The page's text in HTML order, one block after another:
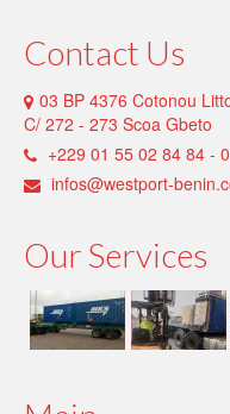
Contact Us
03 BP 4376 Cotonou
C/ 272 - 273 Scoa Gbeto
+229 01 55 02 84 84 -
infos@westport-
Our Services